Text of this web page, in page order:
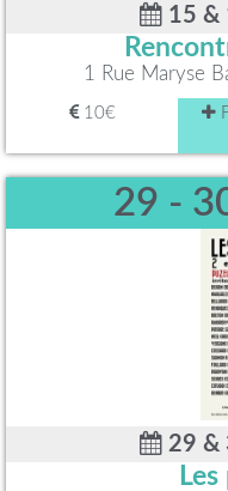
15 &
1 Rue Maryse
10€
29 -
29 &